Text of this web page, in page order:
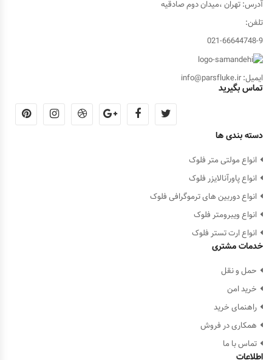
آدرس: تهران ،میدان دوم صادقیه
تلفن:
021-66644748-9
ایمیل: info@parsfluke.ir
تماس بگیرید
دسته بندی ها
انواع مولتی متر فلوک
انواع پاورآنالایزر فلوک
انواع دوربین های ترموگرافی فلوک
انواع ویبرومتر فلوک
انواع ارت تستر فلوک
خدمات مشتری
حمل و نقل
خرید امن
راهنمای خرید
همکاری در فروش
تماس با ما
اطلاعات